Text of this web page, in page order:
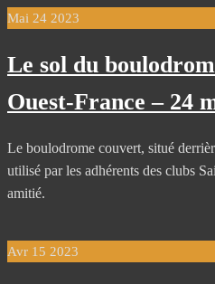
Mai 24 2023
Le sol du
Ouest-France – 24
Le boulodrome couvert, situé
utilisé par les adhérents des clubs
amitié.
Avr 15 2023